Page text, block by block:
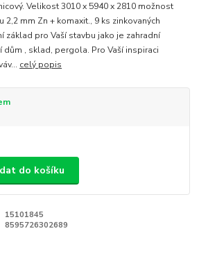
Velikost 3010 x 5940 x 2810 možnost
2,2 mm Zn + komaxit., 9 ks zinkovaných
základ pro Vaší stavbu jako je zahradní
, sklad, pergola. Pro Vaší inspiraci
celý popis
do košíku
15101845
8595726302689